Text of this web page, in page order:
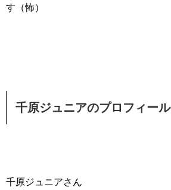
す（怖）
千原ジュニアのプロフィール
千原ジュニアさん